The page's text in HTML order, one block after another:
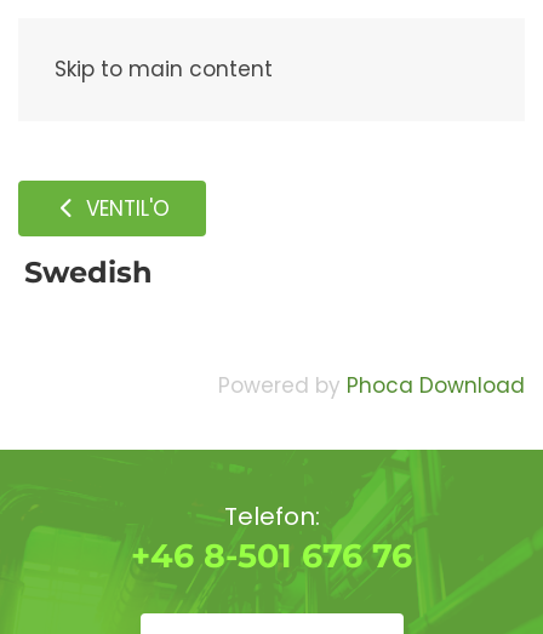
Skip to main content
VENTIL'O
Swedish
Powered by Phoca Download
Telefon:
+46 8-501 676 76